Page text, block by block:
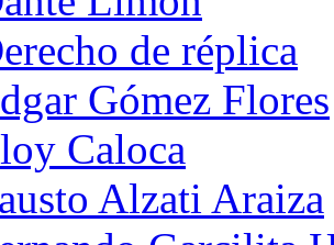
de réplica
Gómez Flores
Caloca
Alzati Araiza